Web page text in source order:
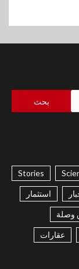
Stories
استثمار
وصلة
عقارات